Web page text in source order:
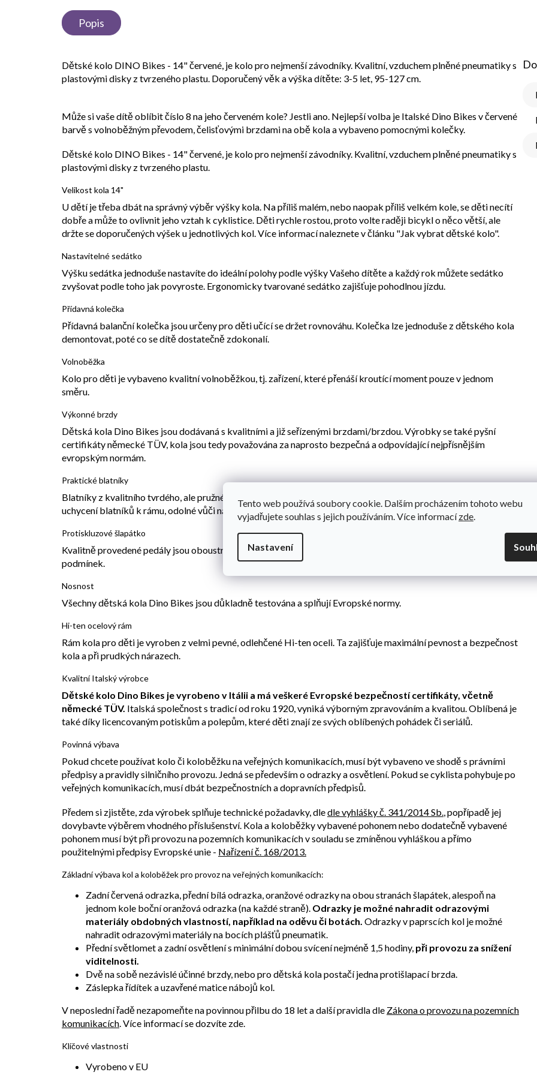
Tento web používá soubory cookie. Dalším procházením tohoto webu
vyjadřujete souhlas s jejich používáním. Více informacízde.
Nastavení
Popis
Dětské kolo DINO Bikes - 14" červené, je kolo pro nejmenší závodníky. Kvalitní, vzduchem plněné pneumatiky s
plastovými disky z tvrzeného plastu. Doporučený věk a výška dítěte: 3-5 let, 95-127 cm.
Může si vaše dítě oblíbit číslo 8 na jeho červeném kole? Jestli ano. Nejlepší volba je Italské Dino Bikes v červené
barvě s volnoběžným převodem, čelisťovými brzdami na obě kola a vybaveno pomocnými kolečky.
Dětské kolo DINO Bikes - 14" červené, je kolo pro nejmenší závodníky. Kvalitní, vzduchem plněné pneumatiky s
plastovými disky z tvrzeného plastu.
Velikost kola 14"
U dětí je třeba dbát na správný výběr výšky kola. Na příliš malém, nebo naopak příliš velkém kole, se děti necítí
dobře a může to ovlivnit jeho vztah k cyklistice. Děti rychle rostou, proto volte raději bicykl o něco větší, ale
držte se doporučených výšek u jednotlivých kol. Více informací naleznete v článku "Jak vybrat dětské kolo".
Nastavitelné sedátko
Výšku sedátka jednoduše nastavíte do ideální polohy podle výšky Vašeho dítěte a každý rok můžete sedátko
zvyšovat podle toho jak povyroste. Ergonomicky tvarované sedátko zajišťuje pohodlnou jízdu.
Přídavná kolečka
Přídavná balanční kolečka jsou určeny pro děti učící se držet rovnováhu. Kolečka lze jednoduše z dětského kola
demontovat, poté co se dítě dostatečně zdokonalí.
Volnoběžka
Kolo pro děti je vybaveno kvalitní volnoběžkou, tj. zařízení, které přenáší kroutící moment pouze v jednom
směru.
Výkonné brzdy
Dětská kola Dino Bikes jsou dodávaná s kvalitními a již seřízenými brzdami/brzdou. Výrobky se také pyšní
certifikáty německé TÜV, kola jsou tedy považována za naprosto bezpečná a odpovídající nejpřísnějším
evropským normám.
Praktické blatníky
Blatníky z kvalitního tvrdého, ale pružného plastu, poskytují perfektní ochranu před vodou a blátem. Pevné
uchycení blatníků k rámu, odolné vůči nárazům.
Protiskluzové šlapátko
Kvalitně provedené pedály jsou oboustranně osazeny protiskluzovými vroubky, zajištující jistý nášlap za všech
podmínek.
Nosnost
Všechny dětská kola Dino Bikes jsou důkladně testována a splňují Evropské normy.
Hi-ten ocelový rám
Rám kola pro děti je vyroben z velmi pevné, odlehčené Hi-ten oceli. Ta zajišťuje maximální pevnost a bezpečnost
kola a při prudkých nárazech.
Kvalitní Italský výrobce
Dětské kolo Dino Bikes je vyrobeno v Itálii a má veškeré Evropské bezpečností certifikáty, včetně
německé TÜV. Italská společnost s tradicí od roku 1920, vyniká výborným zpravováním a kvalitou. Oblíbená je
také díky licencovaným potiskům a polepům, které děti znají ze svých oblíbených pohádek či seriálů.
Povinná výbava
Pokud chcete používat kolo či koloběžku na veřejných komunikacích, musí být vybaveno ve shodě s právními
předpisy a pravidly silničního provozu. Jedná se především o odrazky a osvětlení. Pokud se cyklista pohybuje po
veřejných komunikacích, musí dbát bezpečnostních a dopravních předpisů.
Předem si zjistěte, zda výrobek splňuje technické požadavky, dledle vyhlášky č. 341/2014 Sb. , popřípadě jej
dovybavte výběrem vhodného příslušenství. Kola a koloběžky vybavené pohonem nebo dodatečně vybavené
pohonem musí být při provozu na pozemních komunikacích v souladu se zmíněnou vyhláškou a přímo
použitelnými předpisy Evropské unie - Nařízení č. 168/2013.
Základní výbava kol a koloběžek pro provoz na veřejných komunikacích:
Zadní červená odrazka, přední bílá odrazka, oranžové odrazky na obou stranách šlapátek, alespoň na
jednom kole boční oranžová odrazka (na každé straně). Odrazky je možné nahradit odrazovými
materiály obdobných vlastností, například na oděvu či botách. Odrazky v paprscích kol je možné
nahradit odrazovými materiály na bocích plášťů pneumatik.
Přední světlomet a zadní osvětlení s minimální dobou svícení nejméně 1,5 hodiny, při provozu za snížení
viditelnosti.
Dvě na sobě nezávislé účinné brzdy, nebo pro dětská kola postačí jedna protišlapací brzda.
Záslepka řídítek a uzavřené matice nábojů kol.
V neposlední řadě nezapomeňte na povinnou přilbu do 18 let a další pravidla dle Zákona o provozu na pozemních
komunikacích . Více informací se dozvíte zde.
Klíčové vlastnosti
Vyrobeno v EU